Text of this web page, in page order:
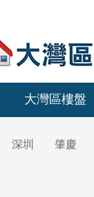
大灣區樓盤
深圳 肇慶